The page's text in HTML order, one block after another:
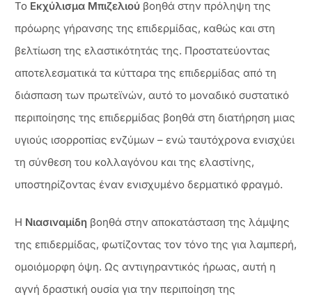
Το Εκχύλισμα Μπιζελιού βοηθά στην πρόληψη της
πρόωρης γήρανσης της επιδερμίδας, καθώς και στη
βελτίωση της ελαστικότητάς της. Προστατεύοντας
αποτελεσματικά τα κύτταρα της επιδερμίδας από τη
διάσπαση των πρωτεϊνών, αυτό το μοναδικό συστατικό
περιποίησης της επιδερμίδας βοηθά στη διατήρηση μιας
υγιούς ισορροπίας ενζύμων – ενώ ταυτόχρονα ενισχύει
τη σύνθεση του κολλαγόνου και της ελαστίνης,
υποστηρίζοντας έναν ενισχυμένο δερματικό φραγμό.
Η Νιασιναμίδη βοηθά στην αποκατάσταση της λάμψης
της επιδερμίδας, φωτίζοντας τον τόνο της για λαμπερή,
ομοιόμορφη όψη. Ως αντιγηραντικός ήρωας, αυτή η
αγνή δραστική ουσία για την περιποίηση της